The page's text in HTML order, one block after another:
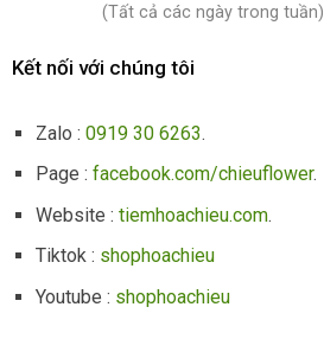
(Tất cả các ngày trong tuần)
Kết nối với chúng tôi
Zalo :0919 30 6263.
Page :facebook.com/chieuflower.
Website :tiemhoachieu.com.
Tiktok : shophoachieu
Youtube : shophoachieu